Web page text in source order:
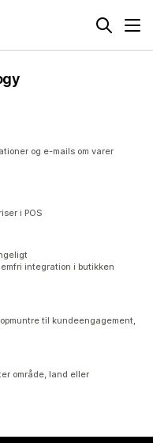
og e-mails om varer
i POS
integration i butikken
til kundeengagement,
område, land eller